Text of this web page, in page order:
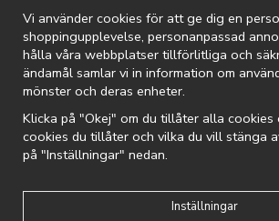
De uppgifter du matar in kommer endast användas till våra
Logga in
Om cookies
Vi använder cookies för att ge dig en
shoppingupplevelse, personanpassad
hålla våra webbplatser tillförlitliga och
ändamål samlar vi in information om
mönster och deras enheter.
Klicka på "Okej" om du tillåter alla cookies
cookies du tillåter och vilka du vill stänga
på "Inställningar" nedan.
Inställningar